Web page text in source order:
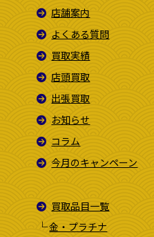
店舗案内
よくある質問
買取実績
店頭買取
出張買取
お知らせ
コラム
今月のキャンペーン
買取品目一覧
金・プラチナ